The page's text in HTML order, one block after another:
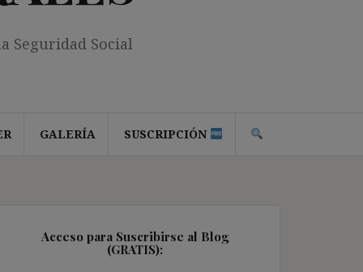
Seguridad Social
GALERÍA SUSCRIPCIÓN
Acceso para Suscribirse al Blog
(GRATIS):